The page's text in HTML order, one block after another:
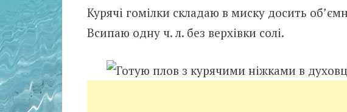
Курячі гомілки складаю в миску досить
Всипаю одну ч. л. без верхівки солі.